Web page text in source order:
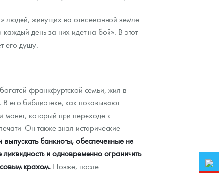
людей, живущих на отвоеванной земле
день за них идет на бой». В этот
его душу.
франкфуртской семьи, жил в
его библиотеке, как показывают
монет, который при переходе к
Он также знал исторические
банкноты, обеспеченные не
и одновременно ограничить
крахом. Позже, после